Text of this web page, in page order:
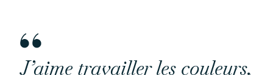
J’aime travailler les couleurs,